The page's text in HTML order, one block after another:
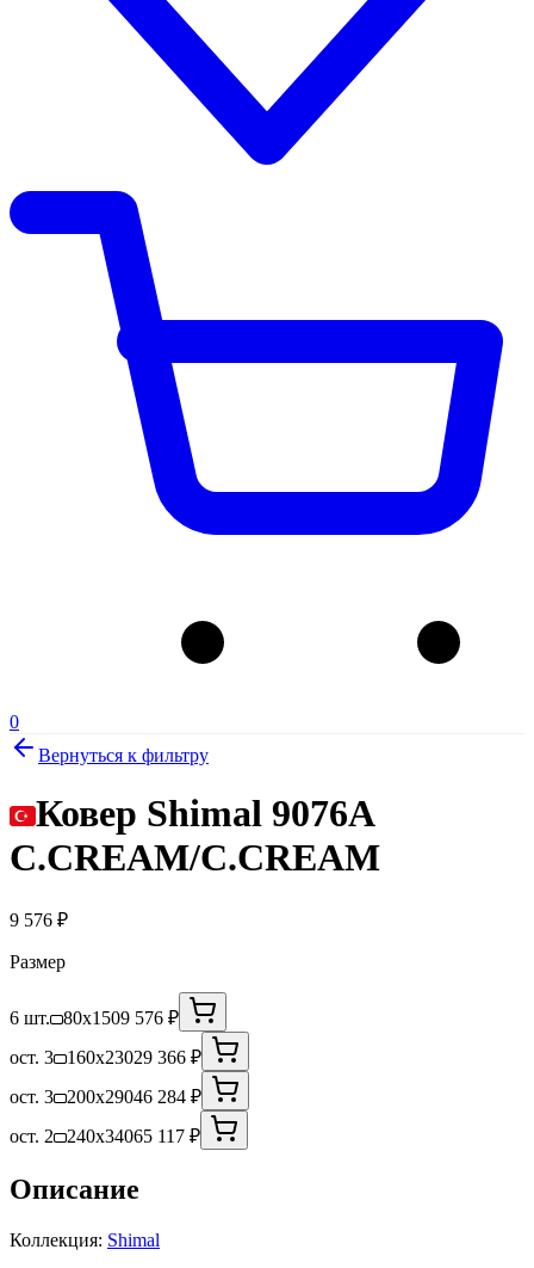
0
Вернуться к фильтру
Ковер Shimal 9076A
C.CREAM/C.CREAM
9 576 ₽
Размер
6 шт. 80x1509 576 ₽
ост. 3
160x23029 366 ₽
ост. 3
200x29046 284 ₽
ост. 2
240x34065 117 ₽
Описание
Коллекция: Shimal